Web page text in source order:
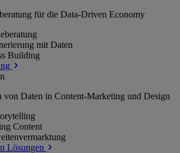
für die Data-Driven Economy
mit Daten
Building
von Daten in Content-Marketing und Design
Content
Lösungen